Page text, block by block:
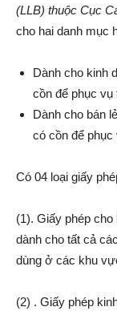
(LLB) thuộc Cục
cho hai danh mục
Dành cho kinh
cồn để phục vụ
Dành cho bán
có cồn để phục
Có 04 loại giấy
(1). Giấy phép
dành cho tất cả
dùng ở các khu
(2) . Giấy phép